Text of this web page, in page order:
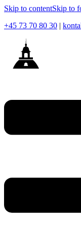
Skip to contentSkip to
+45 73 70 80 30 |